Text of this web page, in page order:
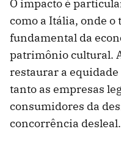
O impacto é
como a Itália, onde
fundamental da
patrimônio cultural.
restaurar a
tanto as empresas
consumidores da
concorrência desleal.